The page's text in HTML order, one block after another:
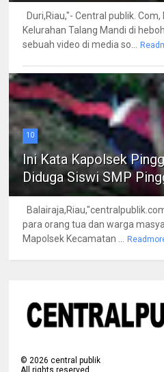
Duri,Riau,"- Central publik.
Kelurahan Talang Mandi di
sebuah video di media so...
10
Ini Kata Kapolsek
Diduga Siswi SMP
para orang tua dan warga
Mapolsek Kecamatan ...
© 2026 central publik
All rights reserved.